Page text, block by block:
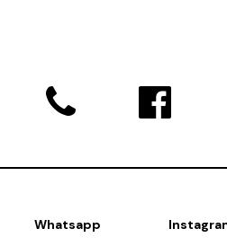
Whatsapp